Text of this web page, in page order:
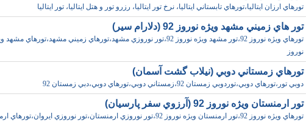
تورهاي ارزان ايتاليا،تورهاي تابستاني ايتاليا، نرخ تور ايتاليا، رزرو تور و هتل ايتاليا، تور ايتاليا
تور هاي زميني مشهد ويژه نوروز 92 (دلارام سير)
تورهاي ويژه نوروز 92،تور مشهد ويژه نوروز 92،تور نوروزي مشهد،تورهاي زميني مشهد،تورهاي
نوروز
تورهاي زمستاني دوبي (نيلاب گشت آسمان)
دوبي تور،تورهاي دوبي،توردوبي زمستان 92،زمستاني دوبي،تورهاي دوبي،دبي زمستان 92
تور ارمنستان ويژه نوروز 92 (آرزوي سفر پارسيان)
تورهاي ويژه نوروز 92،تور ارمنستان ويژه نوروز 92،تور نوروزي ارمنستان،تور نوروزي ايروان،تورهاي ارمنستا